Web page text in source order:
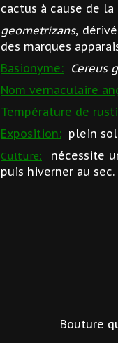
cactus à cause de
geometrizans,
des marques
Basionyme: Cereus
Nom vernaculaire
Température de
Exposition: plein
Culture:
nécessite
puis hiverner au sec.
Bouture